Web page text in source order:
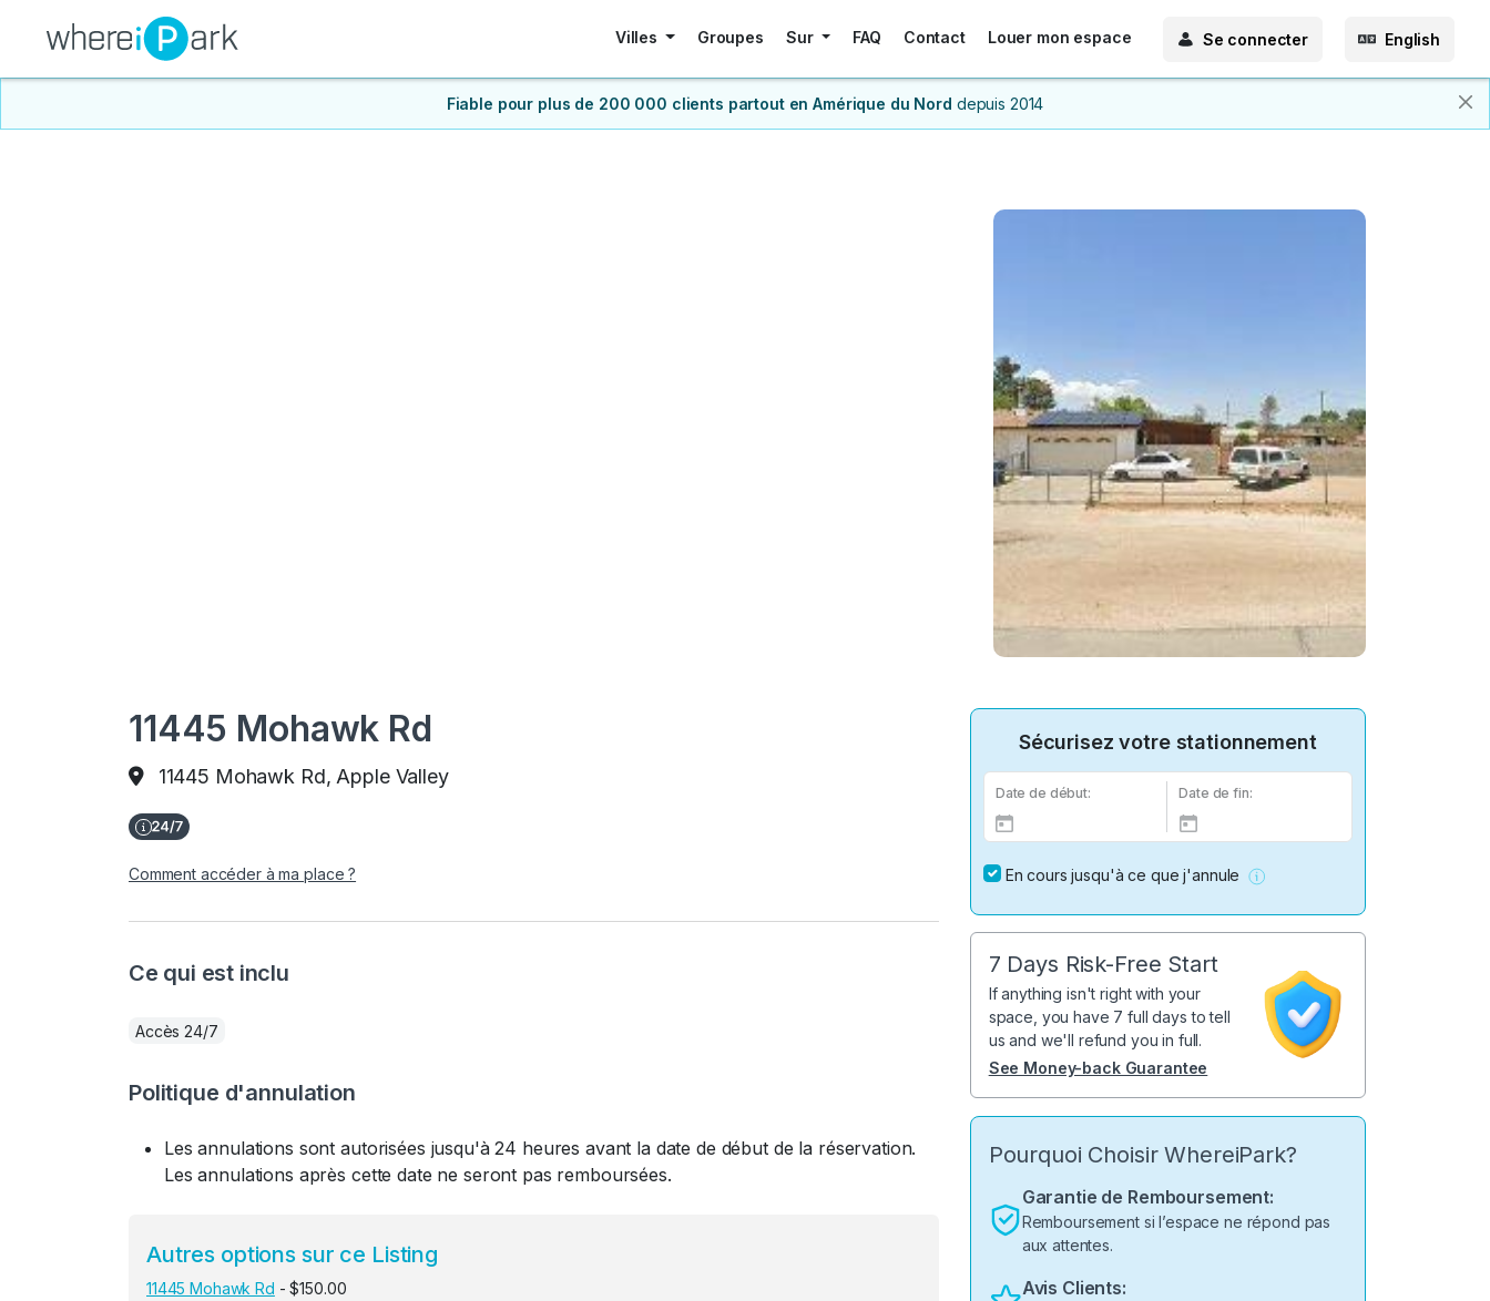
Villes Groupes Sur FAQ Contact Louer mon espace Se connecter English
Fiable pour plus de 200 000 clients partout en Amérique du Nord depuis 2014
11445 Mohawk Rd
11445 Mohawk Rd, Apple Valley
Comment accéder à ma place ?
Ce qui est inclu
Accès 24/7
Politique d'annulation
Les annulations sont autorisées jusqu'à 24 heures avant la date de début de la réservation.
Les annulations après cette date ne seront pas remboursées.
Autres options sur ce Listing
11445 Mohawk Rd - $150.00
Sécurisez votre stationnement
Date de début: Date de fin:
En cours jusqu'à ce que j'annule
7 Days Risk-Free Start
If anything isn't right with your
space, you have 7 full days to tell
us and we'll refund you in full.
See Money-back Guarantee
Pourquoi Choisir WhereiPark?
Garantie de Remboursement:
Remboursement si l’espace ne répond pas
aux attentes.
Avis Clients: